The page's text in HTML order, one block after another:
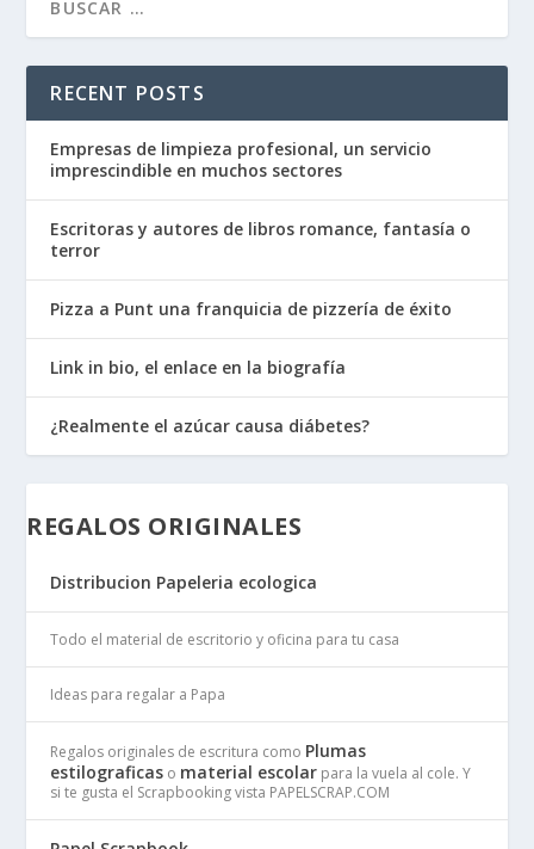
RECENT POSTS
Empresas de limpieza profesional, un servicio
imprescindible en muchos sectores
Escritoras y autores de libros romance, fantasía o
terror
Pizza a Punt una franquicia de pizzería de éxito
Link in bio, el enlace en la biografía
¿Realmente el azúcar causa diábetes?
REGALOS ORIGINALES
Distribucion Papeleria ecologica
Todo el material de escritorio y oficina para tu casa
Ideas para regalar a Papa
Regalos originales de escritura como Plumas
estilograficas o material escolar para la vuela al cole. Y
si te gusta el Scrapbooking vista PAPELSCRAP.COM